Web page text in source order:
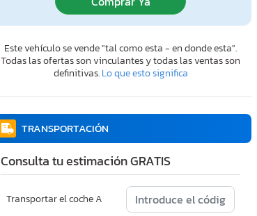
Este vehículo se vende "tal como esta - en donde esta".
Todas las ofertas son vinculantes y todas las ventas son
definitivas.Lo que esto significa
TRANSPORTACIÓN
Consulta tu estimación GRATIS
Transportar el coche A